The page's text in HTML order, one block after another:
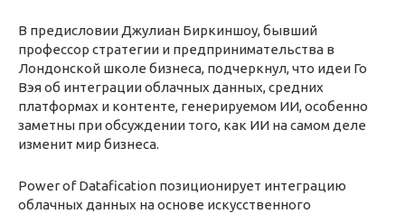
В предисловии Джулиан Биркиншоу, бывший
профессор стратегии и предпринимательства в
Лондонской школе бизнеса, подчеркнул, что идеи Го
Вэя об интеграции облачных данных, средних
платформах и контенте, генерируемом ИИ, особенно
заметны при обсуждении того, как ИИ на самом деле
изменит мир бизнеса.
Power of Datafication позиционирует интеграцию
облачных данных на основе искусственного